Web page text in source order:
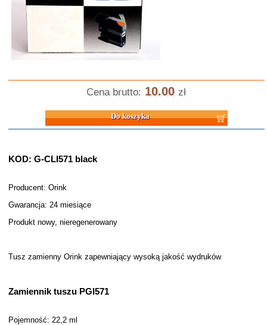
Cena brutto: 10.00 zł
Do koszyka
KOD: G-CLI571 black
Producent: Orink
Gwarancja: 24 miesiące
Produkt nowy, nieregenerowany
Tusz zamienny Orink zapewniający wysoką jakość wydruków
Zamiennik tuszu PGI571
Pojemność: 22,2 ml